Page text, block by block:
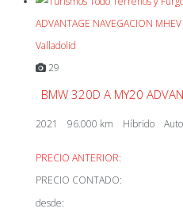
29
BMW 320D A MY20
2021 96.000 km Híbrido
PRECIO ANTERIOR:
PRECIO CONTADO:
desde: